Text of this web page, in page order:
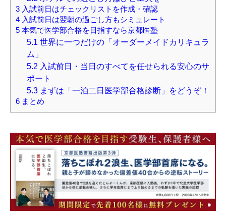
3 入試前日はチェックリストを作成・確認
4 入試前日は翌朝の過ごし方もシミュレート
5 本気で医学部合格を目指すなら京都医塾
5.1 世界に一つだけの「オーダーメイドカリキュラ
ム」
5.2 入試前日・当日のすべてを任せられる安心のサ
ポート
5.3まずは「一泊二日医学部合格診断」をどうぞ！
6 まとめ